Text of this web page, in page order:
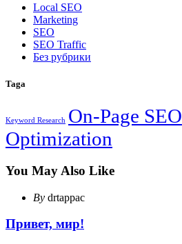
Local SEO
Marketing
SEO
SEO Traffic
Без рубрики
Taga
Keyword Research On-Page SEO
Optimization
You May Also Like
By drtappac
Привет, мир!